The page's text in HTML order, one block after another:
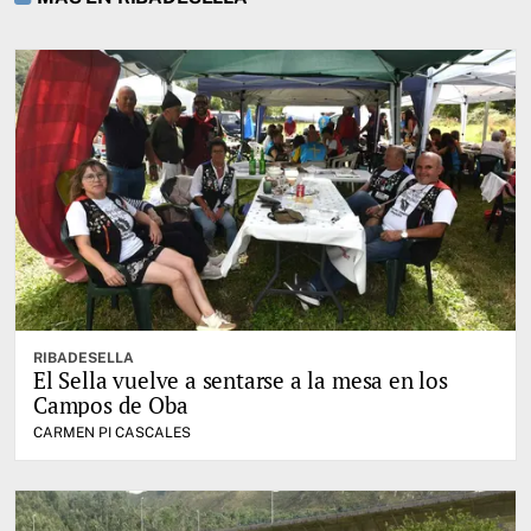
RIBADESELLA
El Sella vuelve a sentarse a la mesa en los
Campos de Oba
CARMEN PI CASCALES